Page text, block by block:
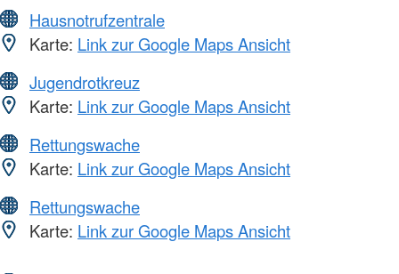
Hausnotrufzentrale
Karte: Link zur Google Maps Ansicht
Jugendrotkreuz
Karte: Link zur Google Maps Ansicht
Rettungswache
Karte: Link zur Google Maps Ansicht
Rettungswache
Karte: Link zur Google Maps Ansicht